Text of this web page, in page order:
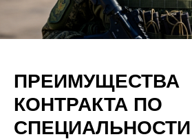
ПРЕИМУЩЕСТВА
КОНТРАКТА ПО
СПЕЦИАЛЬНОСТИ